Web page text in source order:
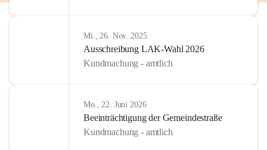
Mi., 26. Nov. 2025
Ausschreibung LAK-Wahl 2026
Kundmachung - amtlich
Mo., 22. Juni 2026
Beeinträchtigung der Gemeindestraße
Kundmachung - amtlich